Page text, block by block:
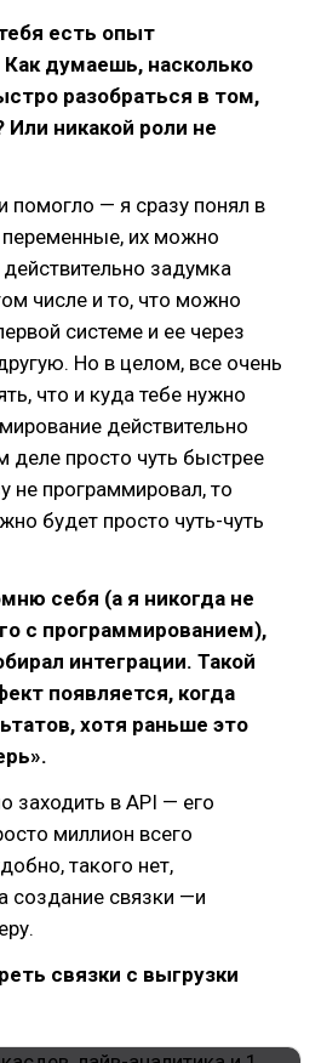
есть опыт
думаешь, насколько
разобраться в том,
никакой роли не
помогло — я сразу понял в
их можно
задумка
числе и то, что можно
системе и ее через
Но в целом, все очень
что и куда тебе нужно
действительно
просто чуть быстрее
не программировал, то
будет просто чуть-чуть
себя (а я никогда не
с программированием),
интеграции. Такой
появляется, когда
хотя раньше это
заходить в API — его
миллион всего
такого нет,
создание связки —и
связки с выгрузки